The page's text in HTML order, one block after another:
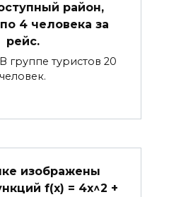
район,
4 человека за
рейс.
группе туристов 20
человек.
изображены
f(x) = 4x^2 +